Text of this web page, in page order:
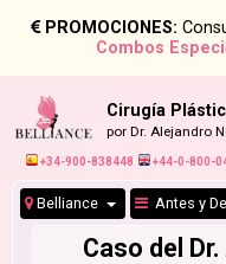
PROMOCIONES:
Combos
Cirugía
por Dr. Alejandro
+34-900-838448 +44-0-800-
Belliance Antes y
Caso del